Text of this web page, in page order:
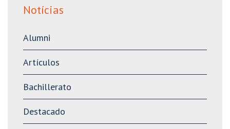
Notícias
Alumni
Artículos
Bachillerato
Destacado